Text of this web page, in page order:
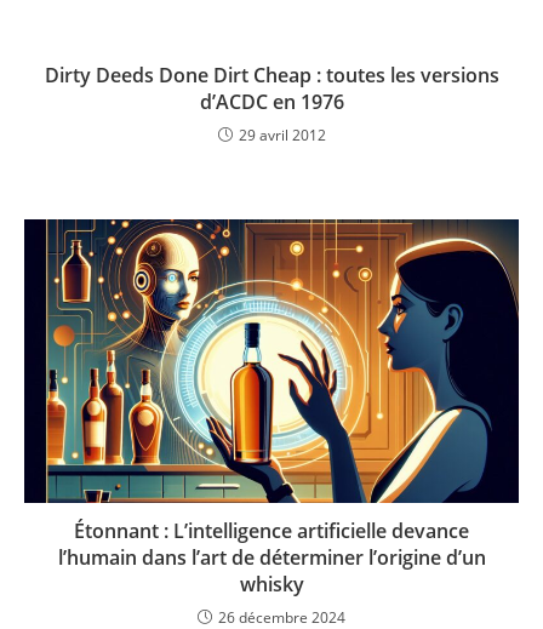
Dirty Deeds Done Dirt Cheap : toutes les versions
d’ACDC en 1976
29 avril 2012
Étonnant : L’intelligence artificielle devance
l’humain dans l’art de déterminer l’origine d’un
whisky
26 décembre 2024